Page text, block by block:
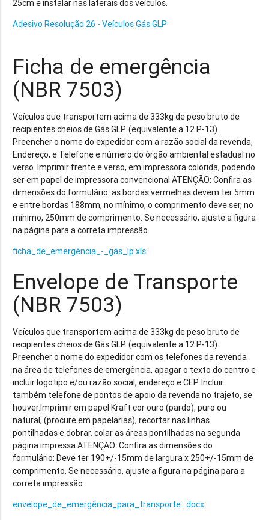
25cm e instalar nas laterais dos veículos.
Adesivo Resolução 26 - Veículos Gás GLP
Ficha de emergência
(NBR 7503)
Veículos que transportem acima de 333kg de peso bruto de
recipientes cheios de Gás GLP. (equivalente a 12 P-13).
Preencher o nome do expedidor com a razão social da revenda,
Endereço, e Telefone e número do órgão ambiental estadual no
verso. Imprimir frente e verso, em impressora colorida, podendo
ser em papel de impressora convencional.ATENÇÃO: Confira as
dimensões do formulário: as bordas vermelhas devem ter 5mm
e entre bordas 188mm, no mínimo, o comprimento deve ser, no
mínimo, 250mm de comprimento. Se necessário, ajuste a figura
na página para a correta impressão.
ficha_de_emergência_-_gás_lp.xls
Envelope de Transporte
(NBR 7503)
Veículos que transportem acima de 333kg de peso bruto de
recipientes cheios de Gás GLP. (equivalente a 12 P-13).
Preencher o nome do expedidor com os telefones da revenda
na área de telefones de emergência, apagar o texto do centro e
incluir logotipo e/ou razão social, endereço e CEP. Incluir
também telefone de pontos de apoio da revenda no trajeto, se
houver.Imprimir em papel Kraft cor ouro (pardo), puro ou
natural, (procure em papelarias), recortar nas linhas
pontilhadas e dobrar. colar as áreas pontilhadas na segunda
página impressa.ATENÇÃO: Confira as dimensões do
formulário: Deve ter 190+/-15mm de largura x 250+/-15mm de
comprimento. Se necessário, ajuste a figura na página para a
correta impressão.
envelope_de_emergência_para_transporte...docx